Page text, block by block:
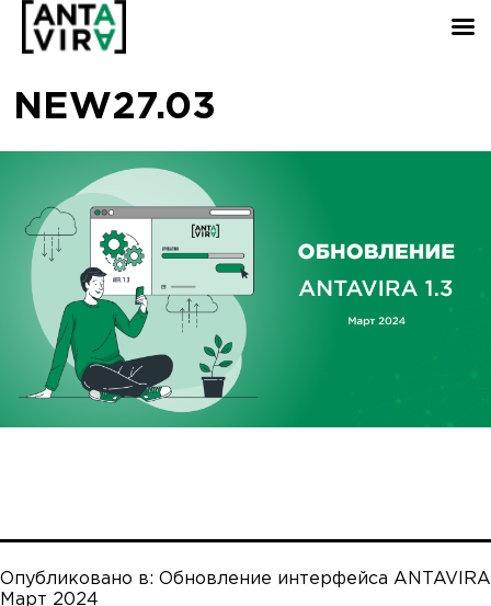
NEW27.03
Опубликовано в: Обновление интерфейса ANTAVIRA
Март 2024